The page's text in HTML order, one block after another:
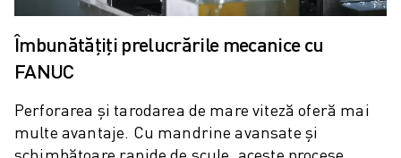
ROBOCUT MAȘINI EDM DE TĂIERE CU FIR
HARDWARE ROBOCUT
ROBOCUT MENTENANȚĂ PREVENTIVĂ
SUSTENABILITATE ROBOCUT
Îmbunătățiți prelucrările mecanice cu
FANUC
Perforarea și tarodarea de mare viteză oferă mai
multe avantaje. Cu mandrine avansate și